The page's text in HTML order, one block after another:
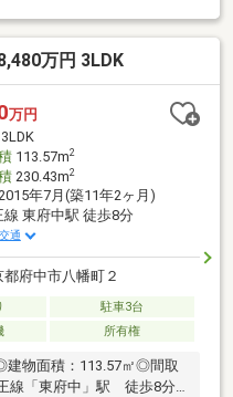
に自然光をたっぷり取り
あり＊暮らしを彩る設備
手入れが簡単な「IHクッ
守れる「ビルトイン車
ク」＊豊富な収納場所＊・
戸 ・廊下収納 など⇒お持
万円 3LDK
万円
3LDK
113.57m2
230.43m2
年7月(築11年2ヶ月)
線 東府中駅 徒歩8分
通
都府中市八幡町２
駐車3台
所有権
物面積：113.57㎡◎間取
線「東府中」駅 徒歩8分